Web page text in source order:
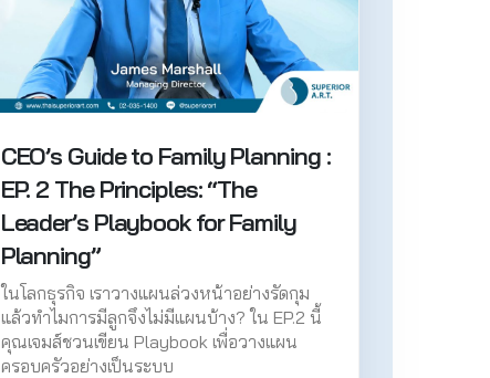
CEO’s Guide to Family Planning :
EP. 2 The Principles: “The
Leader’s Playbook for Family
Planning”
ในโลกธุรกิจ เราวางแผนล่วงหน้าอย่างรัดกุม
แล้วทำไมการมีลูกจึงไม่มีแผนบ้าง? ใน EP.2 นี้
คุณเจมส์ชวนเขียน Playbook เพื่อวางแผน
ครอบครัวอย่างเป็นระบบ